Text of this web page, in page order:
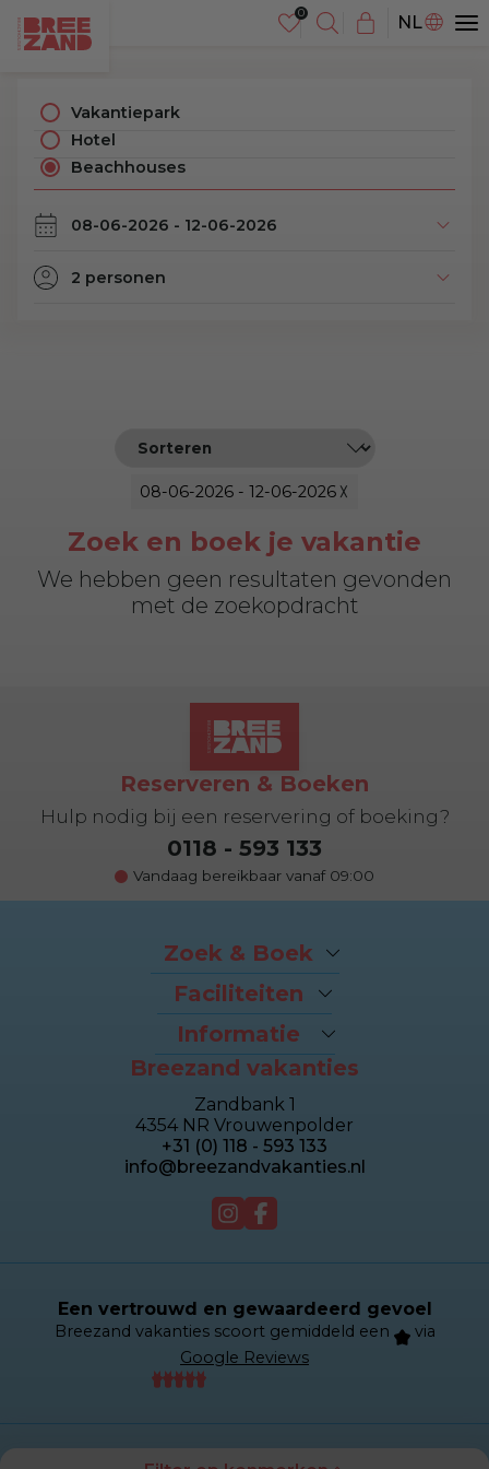
NL
DE
EN
Vakantiepark
Hotel
Beachhouses
2 personen
Zoek en boek je vakantie
We hebben geen resultaten gevonden
met de zoekopdracht
08-06-2026 - 12-06-2026
Reserveren & Boeken
Hulp nodig bij een reservering of boeking?
0118 - 593 133
Vandaag bereikbaar vanaf 09:00
Zoek & Boek
Arrangementen
Last-minutes
Vakantiehuizen
Appartementen
Sealofts
Groepshuizen
Duinhotel
Faciliteiten
Het strand
Fietsverhuur
Brasserie Dune
Breezand Gym
Massage en Beauty
Tennisbaan
Informatie
Contact opnemen
Eigenaren login
Over Breezand
Giftcard
Vacatures
Webcam
Breezand vakanties
Zandbank 1
4354 NR Vrouwenpolder
+31 (0) 118 - 593 133
info@breezandvakanties.nl
Een vertrouwd en gewaardeerd gevoel
Breezand vakanties scoort gemiddeld een
via
Google Reviews